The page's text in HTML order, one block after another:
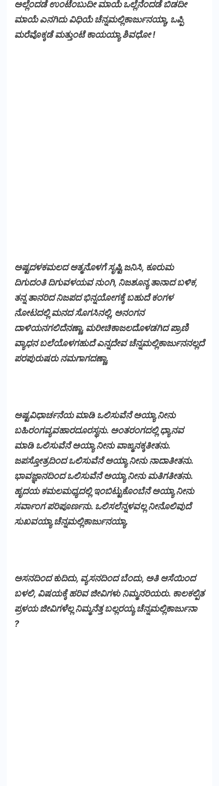
ಅಲ್ಲೆಂದಡೆ ಉಂಟೆಂಬುದೀ ಮಾಯೆ ಒಲ್ಲೆನೆಂದಡೆ ಬಿಡದೀ
ಮಾಯೆ ಎನಗಿದು ವಿಧಿಯೆ ಚೆನ್ನಮಲ್ಲಿಕಾರ್ಜುನಯ್ಯಾ, ಒಪ್ಪಿ
ಮರೆವೊಕ್ಕಡೆ ಮತ್ತುಂಟೆ ಕಾಯಯ್ಯಾ ಶಿವಧೋ !
ಅಷ್ಟದಳಕಮಲದ ಆತ್ಮನೊಳಗೆ ಸೃಷ್ಟಿ ಜನಿಸಿ, ಕೂರುಮ
ದಿಗುದಂತಿ ದಿಗುವಳಯವ ನುಂಗಿ, ನಿಜಶೂನ್ಯ ತಾನಾದ ಬಳಿಕ,
ತನ್ನ ತಾನರಿದ ನಿಜಪದ ಭಿನ್ನಯೋಗಕ್ಕೆ ಬಹುದೆ ಕಂಗಳ
ನೋಟದಲ್ಲಿ ಮನದ ಸೊಗಸಿನಲ್ಲಿ, ಅನಂಗನ
ದಾಳಿಯನಗಲಿದೆನಣ್ಣಾ. ಮರೀಚಿಕಾಜಲದೊಳಡಗಿದ ಪ್ರಾಣಿ
ವ್ಯಾಧನ ಬಲೆಯೊಳಗಹುದೆ ಎನ್ನದೇವ ಚೆನ್ನಮಲ್ಲಿಕಾರ್ಜುನನಲ್ಲದೆ
ಪರಪುರುಷರು ನಮಗಾಗದಣ್ಣಾ.
ಅಷ್ಟವಿಧಾರ್ಚನೆಯ ಮಾಡಿ ಒಲಿಸುವೆನೆ ಅಯ್ಯಾ ನೀನು
ಬಹಿರಂಗವ್ಯವಹಾರದೂರಸ್ಥನು. ಅಂತರಂಗದಲ್ಲಿ ಧ್ಯಾನವ
ಮಾಡಿ ಒಲಿಸುವೆನೆ ಅಯ್ಯಾ ನೀನು ವಾಙ್ಮನಕ್ಕತೀತನು.
ಜಪಸ್ತೋತ್ರದಿಂದ ಒಲಿಸುವೆನೆ ಅಯ್ಯಾ ನೀನು ನಾದಾತೀತನು.
ಭಾವಜ್ಞಾನದಿಂದ ಒಲಿಸುವೆನೆ ಅಯ್ಯಾ ನೀನು ಮತಿಗತೀತನು.
ಹೃದಯ ಕಮಲಮಧ್ಯದಲ್ಲಿ ಇಂಬಿಟ್ಟುಕೊಂಬೆನೆ ಅಯ್ಯಾ ನೀನು
ಸರ್ವಾಂಗ ಪರಿಪೂರ್ಣನು. ಒಲಿಸಲೆನ್ನಳವಲ್ಲ ನೀನೊಲಿವುದೆ
ಸುಖವಯ್ಯಾ ಚೆನ್ನಮಲ್ಲಿಕಾರ್ಜುನಯ್ಯಾ.
ಅಸನದಿಂದ ಕುದಿದು, ವ್ಯಸನದಿಂದ ಬೆಂದು, ಅತಿ ಆಸೆಯಿಂದ
ಬಳಲಿ, ವಿಷಯಕ್ಕೆ ಹರಿವ ಜೀವಿಗಳು ನಿಮ್ಮನರಿಯರು. ಕಾಲಕಲ್ಪಿತ
ಪ್ರಳಯ ಜೀವಿಗಳೆಲ್ಲ ನಿಮ್ಮನೆತ್ತ ಬಲ್ಲರಯ್ಯ ಚೆನ್ನಮಲ್ಲಿಕಾರ್ಜುನಾ
?